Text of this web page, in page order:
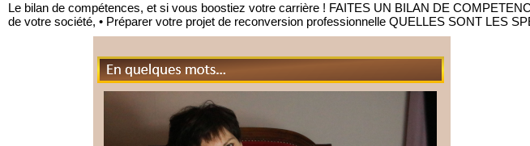
Le bilan de compétences, et si vous boostiez votre carrière ! FAITES UN BILAN DE
de votre société, • Préparer votre projet de reconversion professionnelle QUELLES SONT LES
En quelques mots